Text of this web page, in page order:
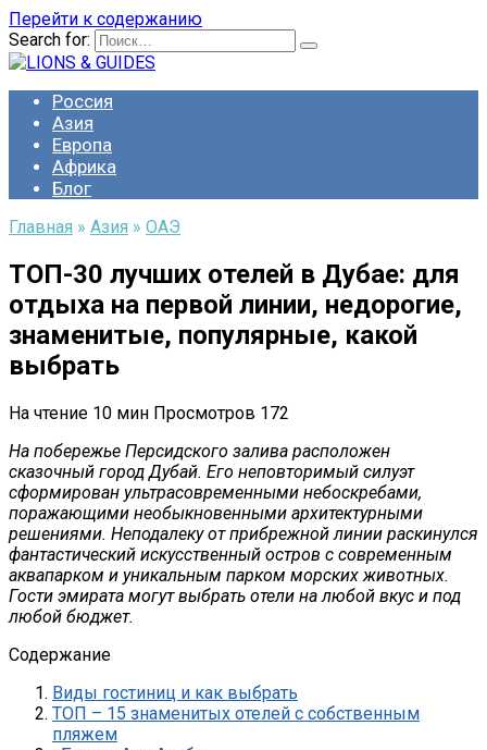
Перейти к содержанию
Search for:
Россия
Азия
Европа
Африка
Блог
Главная » Азия » ОАЭ
ТОП-30 лучших отелей в Дубае: для
отдыха на первой линии, недорогие,
знаменитые, популярные, какой
выбрать
На чтение 10 мин Просмотров 172
На побережье Персидского залива расположен
сказочный город Дубай. Его неповторимый силуэт
сформирован ультрасовременными небоскребами,
поражающими необыкновенными архитектурными
решениями. Неподалеку от прибрежной линии раскинулся
фантастический искусственный остров с современным
аквапарком и уникальным парком морских животных.
Гости эмирата могут выбрать отели на любой вкус и под
любой бюджет.
Содержание
Виды гостиниц и как выбрать
ТОП – 15 знаменитых отелей с собственным
пляжем